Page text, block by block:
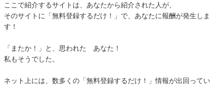
ここで紹介するサイトは、あなたから紹介された人が、
そのサイトに「無料登録するだけ！」で、あなたに報酬が発生しま
す！
「またか！」と、思われた あなた！
私もそうでした。
ネット上には、数多くの「無料登録するだけ！」情報が出回ってい